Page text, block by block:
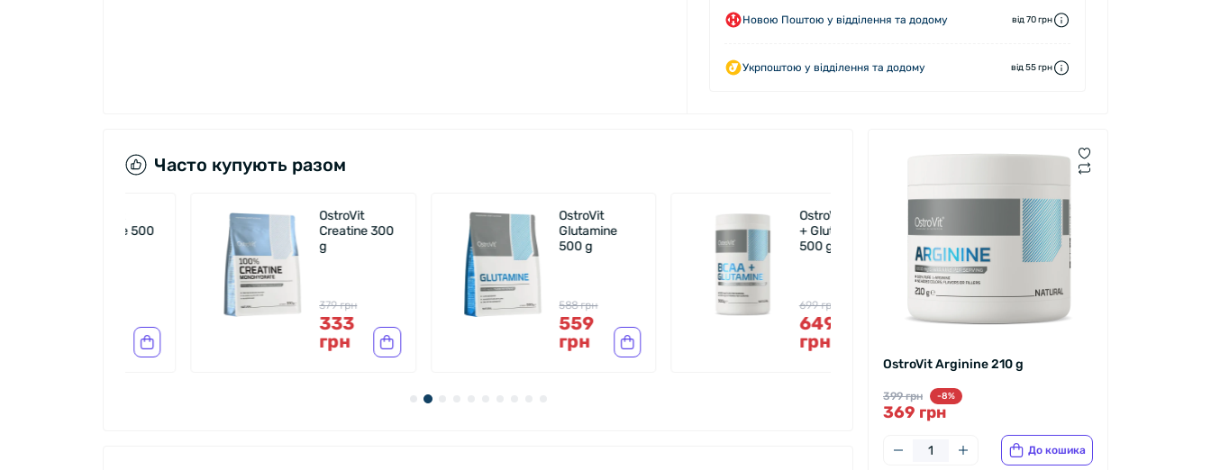
Новою Поштою у відділення та додому від 70 грн
Укрпоштою у відділення та додому від 55 грн
OstroVit Arginine 210 g
399 грн -8%
369 грн
До кошика
Часто купують разом
OstroVit
Creatine 300
g
379 грн
OstroVit
Glutamine
500 g
588 грн
OstroVit BCAA
+ Glutamine
500 g
699 грн
OstroVit L-
Carnitine 210
g
590